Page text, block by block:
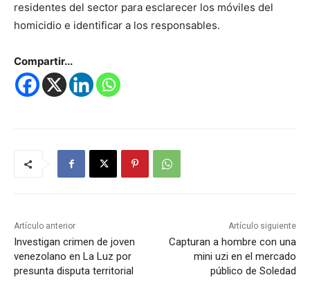
residentes del sector para esclarecer los móviles del
homicidio e identificar a los responsables.
Compartir...
Artículo anterior
Investigan crimen de joven
venezolano en La Luz por
presunta disputa territorial
Artículo siguiente
Capturan a hombre con una
mini uzi en el mercado
público de Soledad